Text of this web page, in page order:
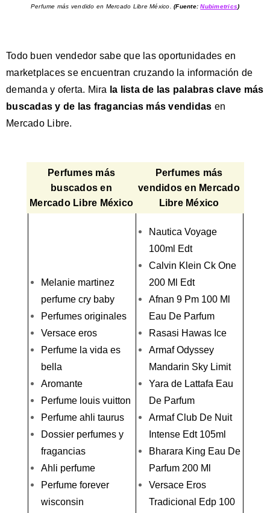
Perfume más vendido en Mercado Libre México. (Fuente:Nubimetrics)
Todo buen vendedor sabe que las oportunidades en
marketplaces se encuentran cruzando la información de
demanda y oferta. Mira la lista de las palabras clave más
buscadas y de las fragancias más vendidas en
Mercado Libre.
Perfumes más
buscados en
Mercado Libre México
Perfumes más
vendidos en Mercado
Libre México
Melanie martinez
perfume cry baby
Perfumes originales
Versace eros
Perfume la vida es
bella
Aromante
Perfume louis vuitton
Perfume ahli taurus
Dossier perfumes y
fragancias
Ahli perfume
Perfume forever
wisconsin
Nautica Voyage
100ml Edt
Calvin Klein Ck One
200 Ml Edt
Afnan 9 Pm 100 Ml
Eau De Parfum
Rasasi Hawas Ice
Armaf Odyssey
Mandarin Sky Limit
Yara de Lattafa Eau
De Parfum
Armaf Club De Nuit
Intense Edt 105ml
Bharara King Eau De
Parfum 200 Ml
Versace Eros
Tradicional Edp 100